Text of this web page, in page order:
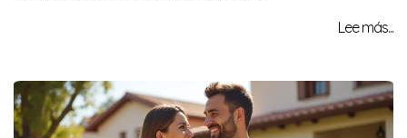
Lee más...